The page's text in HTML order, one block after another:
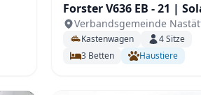
Forster V636 EB - 21 | Solar,
Fahrradträger ideal für
Personen
Verbandsgemeinde
Kastenwagen 4Sitze
3 Betten Haustiere